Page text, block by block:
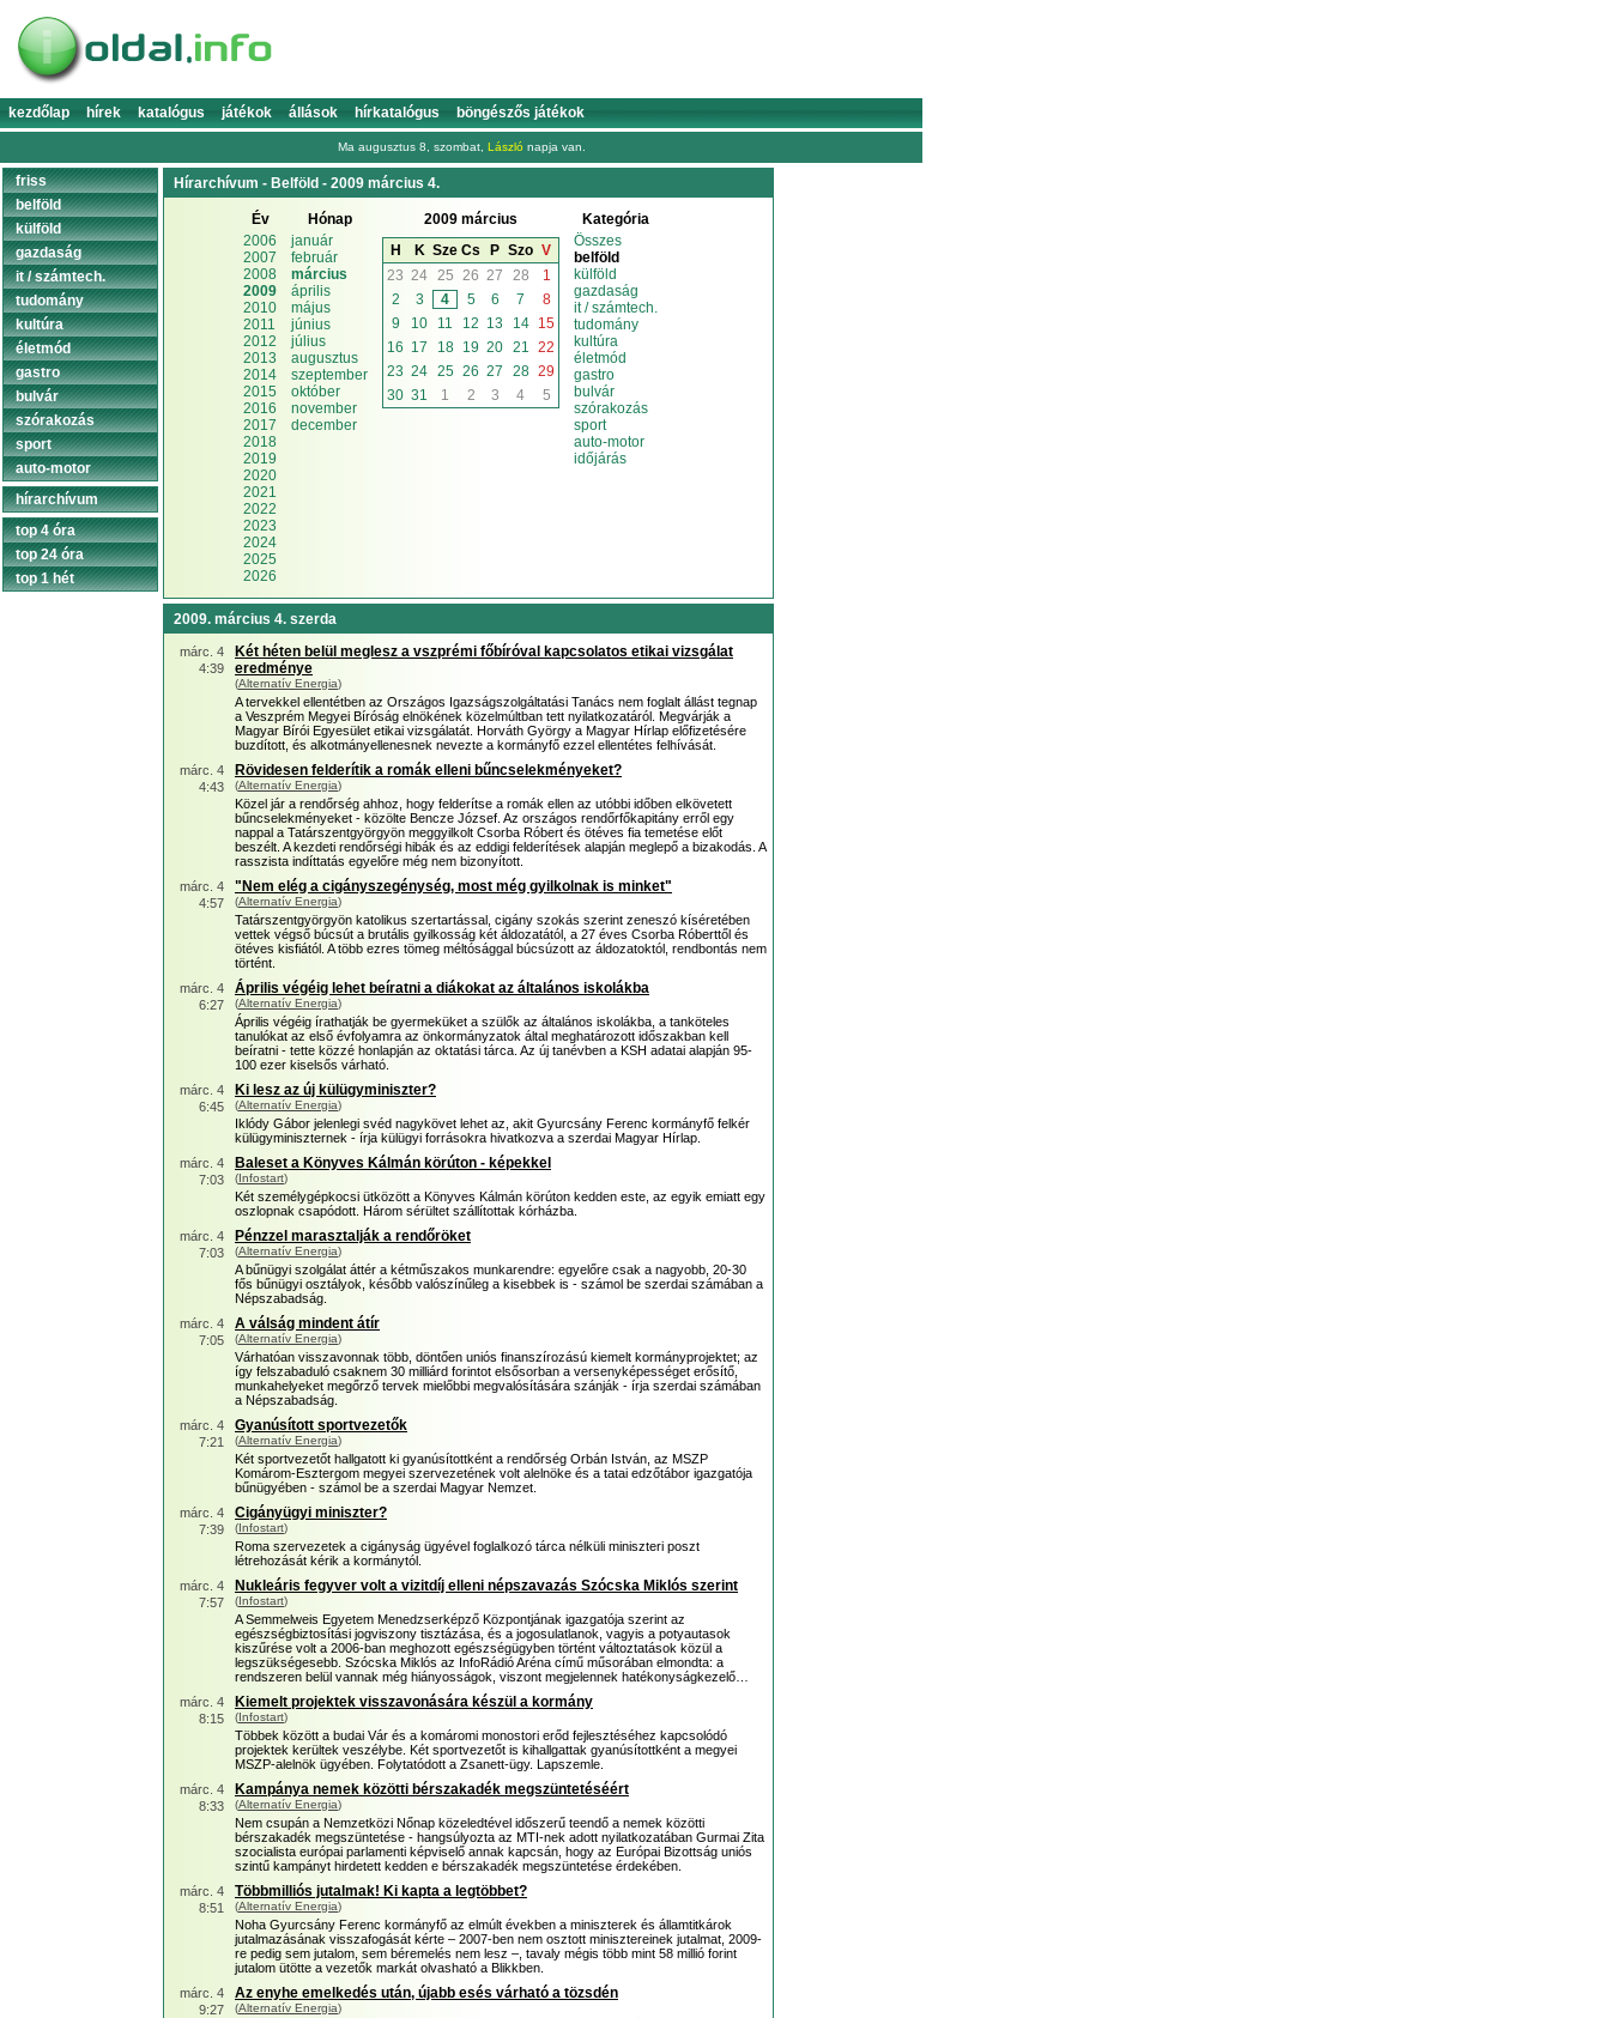
kezdőlap hírek katalógus játékok állások hírkatalógus böngészős játékok
Ma augusztus 8, szombat, László napja van.
Hírarchívum - Belföld - 2009 március 4.
Év
2006
2007
2008
2009
2010
2011
2012
2013
2014
2015
2016
2017
2018
2019
2020
2021
2022
2023
2024
2025
2026
Hónap
január
február
március
április
május
június
július
augusztus
szeptember
október
november
december
2009 március
H
K Sze Cs P Szo V
23 24 25 26 27 28
1
2
3 4 5 6 7
8
9
10 11 12 13 14
15
16 17 18 19 20 21
22
23 24 25 26 27 28 29
30 31 1 2 3 4 5
Kategória
Összes
belföld
külföld
gazdaság
it / számtech.
tudomány
kultúra
életmód
gastro
bulvár
szórakozás
sport
auto-motor
időjárás
2009. március 4. szerda
márc. 4
4:39
Két héten belül meglesz a vszprémi főbíróval kapcsolatos etikai vizsgálat
eredménye
(Alternatív Energia)
A tervekkel ellentétben az Országos Igazságszolgáltatási Tanács nem foglalt állást tegnap
a Veszprém Megyei Bíróság elnökének közelmúltban tett nyilatkozatáról. Megvárják a
Magyar Bírói Egyesület etikai vizsgálatát. Horváth György a Magyar Hírlap előfizetésére
buzdított, és alkotmányellenesnek nevezte a kormányfő ezzel ellentétes felhívását.
márc. 4
4:43
Rövidesen felderítik a romák elleni bűncselekményeket?
(Alternatív Energia)
Közel jár a rendőrség ahhoz, hogy felderítse a romák ellen az utóbbi időben elkövetett
bűncselekményeket - közölte Bencze József. Az országos rendőrfőkapitány erről egy
nappal a Tatárszentgyörgyön meggyilkolt Csorba Róbert és ötéves fia temetése előt
beszélt. A kezdeti rendőrségi hibák és az eddigi felderítések alapján meglepő a bizakodás. A
rasszista indíttatás egyelőre még nem bizonyított.
márc. 4
4:57
"Nem elég a cigányszegénység, most még gyilkolnak is minket"
(Alternatív Energia)
Tatárszentgyörgyön katolikus szertartással, cigány szokás szerint zeneszó kíséretében
vettek végső búcsút a brutális gyilkosság két áldozatától, a 27 éves Csorba Róberttől és
ötéves kisfiától. A több ezres tömeg méltósággal búcsúzott az áldozatoktól, rendbontás nem
történt.
márc. 4
6:27
Április végéig lehet beíratni a diákokat az általános iskolákba
(Alternatív Energia)
Április végéig írathatják be gyermeküket a szülők az általános iskolákba, a tanköteles
tanulókat az első évfolyamra az önkormányzatok által meghatározott időszakban kell
beíratni - tette közzé honlapján az oktatási tárca. Az új tanévben a KSH adatai alapján 95-
100 ezer kiselsős várható.
márc. 4
6:45
Ki lesz az új külügyminiszter?
(Alternatív Energia)
Iklódy Gábor jelenlegi svéd nagykövet lehet az, akit Gyurcsány Ferenc kormányfő felkér
külügyminiszternek - írja külügyi forrásokra hivatkozva a szerdai Magyar Hírlap.
márc. 4
7:03
Baleset a Könyves Kálmán körúton - képekkel
(Infostart)
Két személygépkocsi ütközött a Könyves Kálmán körúton kedden este, az egyik emiatt egy
oszlopnak csapódott. Három sérültet szállítottak kórházba.
márc. 4
7:03
Pénzzel marasztalják a rendőröket
(Alternatív Energia)
A bűnügyi szolgálat áttér a kétműszakos munkarendre: egyelőre csak a nagyobb, 20-30
fős bűnügyi osztályok, később valószínűleg a kisebbek is - számol be szerdai számában a
Népszabadság.
márc. 4
7:05
A válság mindent átír
(Alternatív Energia)
Várhatóan visszavonnak több, döntően uniós finanszírozású kiemelt kormányprojektet; az
így felszabaduló csaknem 30 milliárd forintot elsősorban a versenyképességet erősítő,
munkahelyeket megőrző tervek mielőbbi megvalósítására szánják - írja szerdai számában
a Népszabadság.
márc. 4
7:21
Gyanúsított sportvezetők
(Alternatív Energia)
Két sportvezetőt hallgatott ki gyanúsítottként a rendőrség Orbán István, az MSZP
Komárom-Esztergom megyei szervezetének volt alelnöke és a tatai edzőtábor igazgatója
bűnügyében - számol be a szerdai Magyar Nemzet.
márc. 4
7:39
Cigányügyi miniszter?
(Infostart)
Roma szervezetek a cigányság ügyével foglalkozó tárca nélküli miniszteri poszt
létrehozását kérik a kormánytól.
márc. 4
7:57
Nukleáris fegyver volt a vizitdíj elleni népszavazás Szócska Miklós szerint
(Infostart)
A Semmelweis Egyetem Menedzserképző Központjának igazgatója szerint az
egészségbiztosítási jogviszony tisztázása, és a jogosulatlanok, vagyis a potyautasok
kiszűrése volt a 2006-ban meghozott egészségügyben történt változtatások közül a
legszükségesebb. Szócska Miklós az InfoRádió Aréna című műsorában elmondta: a
rendszeren belül vannak még hiányosságok, viszont megjelennek hatékonyságkezelő…
márc. 4
8:15
Kiemelt projektek visszavonására készül a kormány
(Infostart)
Többek között a budai Vár és a komáromi monostori erőd fejlesztéséhez kapcsolódó
projektek kerültek veszélybe. Két sportvezetőt is kihallgattak gyanúsítottként a megyei
MSZP-alelnök ügyében. Folytatódott a Zsanett-ügy. Lapszemle.
márc. 4
8:33
Kampánya nemek közötti bérszakadék megszüntetéséért
(Alternatív Energia)
Nem csupán a Nemzetközi Nőnap közeledtével időszerű teendő a nemek közötti
bérszakadék megszüntetése - hangsúlyozta az MTI-nek adott nyilatkozatában Gurmai Zita
szocialista európai parlamenti képviselő annak kapcsán, hogy az Európai Bizottság uniós
szintű kampányt hirdetett kedden e bérszakadék megszüntetése érdekében.
márc. 4
8:51
Többmilliós jutalmak! Ki kapta a legtöbbet?
(Alternatív Energia)
Noha Gyurcsány Ferenc kormányfő az elmúlt években a miniszterek és államtitkárok
jutalmazásának visszafogását kérte – 2007-ben nem osztott minisztereinek jutalmat, 2009-
re pedig sem jutalom, sem béremelés nem lesz –, tavaly mégis több mint 58 millió forint
jutalom ütötte a vezetők markát olvasható a Blikkben.
márc. 4
9:27
Az enyhe emelkedés után, újabb esés várható a tözsdén
(Alternatív Energia)
friss
belföld
külföld
gazdaság
it / számtech.
tudomány
kultúra
életmód
gastro
bulvár
szórakozás
sport
auto-motor
hírarchívum
top 4 óra
top 24 óra
top 1 hét